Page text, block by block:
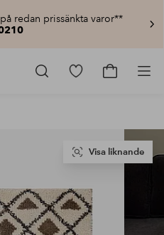
redan prissänkta varor**
Gå
Gå
Visa liknande